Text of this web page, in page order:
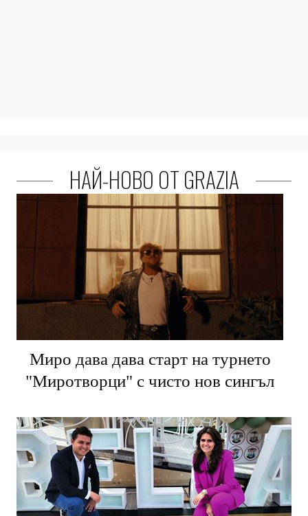
НАЙ-НОВО ОТ GRAZIA
Миро дава дава старт на турнето
"Миротворци" с чисто нов сингъл